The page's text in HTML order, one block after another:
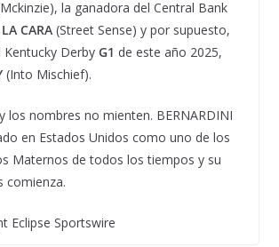
la ganadora del Central Bank
LA CARA (Street Sense) y por supuesto,
Derby G1 de este año 2025,
(Into Mischief).
los nombres no mienten. BERNARDINI
en Estados Unidos como uno de los
Maternos de todos los tiempos y su
comienza.
Eclipse Sportswire